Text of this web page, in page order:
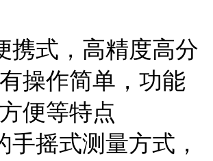
携式，高精度高分
操作简单，功能
便等特点
手摇式测量方式，